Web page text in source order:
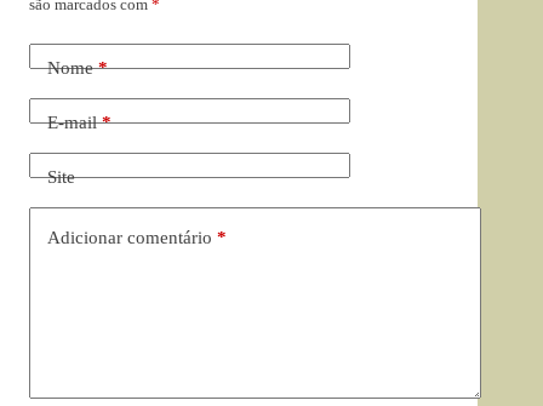
são marcados com *
Nome*
E-mail*
Site
Adicionar comentário *